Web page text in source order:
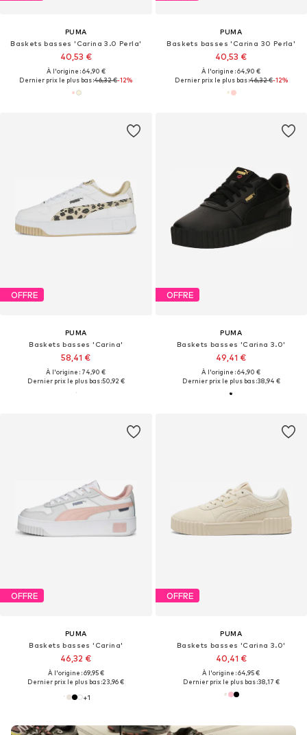
PUMA
Baskets basses 'Carina 3.0 Perla'
40,53 €
À l'origine : 64,90 €
Dernier prix le plus bas :46,32 €-12%
PUMA
Baskets basses 'Carina 30 Perla'
40,53 €
À l'origine : 64,90 €
Dernier prix le plus bas :46,32 €-12%
OFFRE
PUMA
Baskets basses 'Carina'
58,41 €
À l'origine : 74,90 €
Dernier prix le plus bas :50,92 €
OFFRE
PUMA
Baskets basses 'Carina 3.0'
49,41 €
À l'origine : 64,90 €
Dernier prix le plus bas :38,94 €
OFFRE
PUMA
Baskets basses 'Carina'
46,32 €
À l'origine : 69,95 €
Dernier prix le plus bas :23,96 €
+1
OFFRE
PUMA
Baskets basses 'Carina 3.0'
40,41 €
À l'origine : 64,95 €
Dernier prix le plus bas :38,17 €